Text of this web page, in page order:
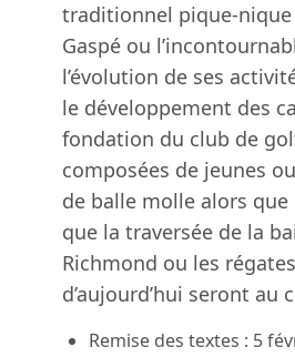
traditionnel pique-nique
Gaspé ou
l’évolution de ses
le développement des
fondation du club de
composées de jeunes
de balle molle alors
que la traversée de la
Richmond ou les
d’aujourd’hui seront
Remise des textes : 5